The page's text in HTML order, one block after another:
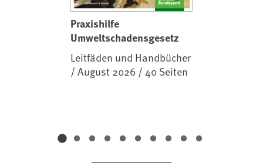
Praxishilfe
Umweltschadensgesetz
Leitfäden und Handbücher
/ August 2026 / 40 Seiten